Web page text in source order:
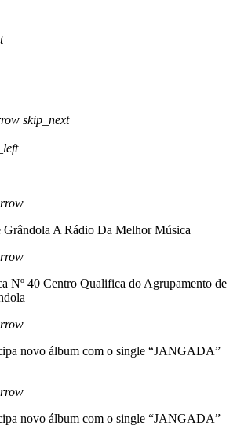
skip_next
Grândola A Rádio Da Melhor Música
Nº 40 Centro Qualifica do Agrupamento de
novo álbum com o single “JANGADA”
novo álbum com o single “JANGADA”